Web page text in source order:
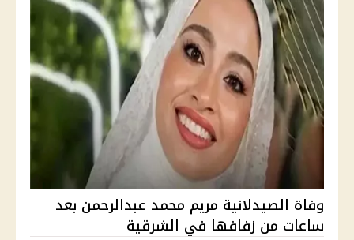
وفاة الصيدلانية مريم محمد عبدالرحمن بعد
ساعات من زفافها في الشرقية